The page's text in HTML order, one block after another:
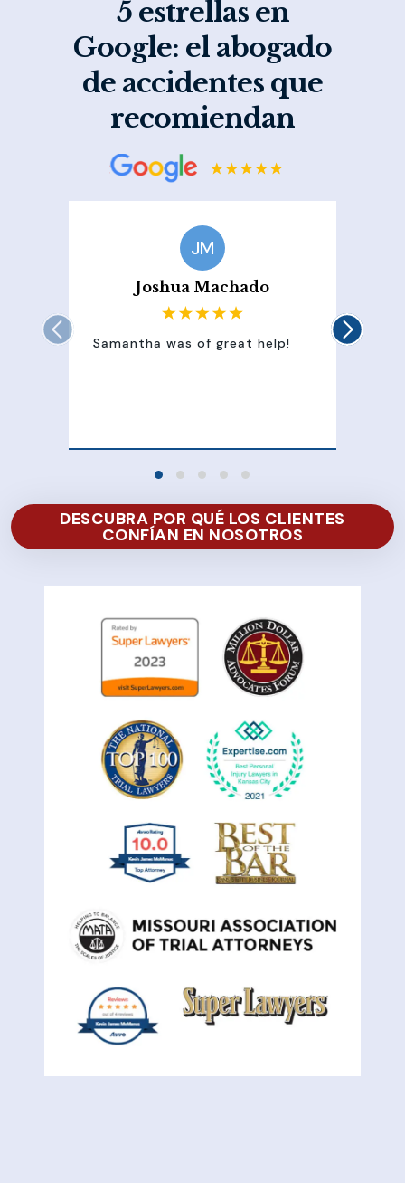
5 estrellas en
Google: el abogado
de accidentes que
recomiendan
JM
Joshua Machado
Samantha was of great help!
DESCUBRA POR QUÉ LOS CLIENTES
CONFÍAN EN NOSOTROS